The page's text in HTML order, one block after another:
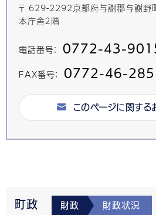
〒 629-2292京都府与謝郡与謝野
本庁舎２階
電話番号： 0772-43-
FAX番号： 0772-46-
このページに関する
町政 財政 財政状況